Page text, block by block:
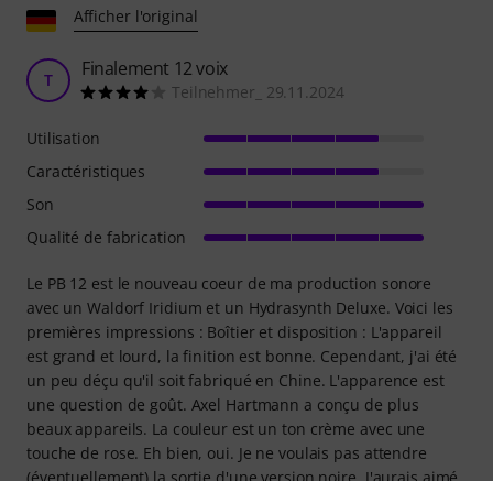
Afficher l'original
T Finalement 12 voix
Teilnehmer_ 29.11.2024
Le PB 12 est le nouveau coeur de ma production sonore
avec un Waldorf Iridium et un Hydrasynth Deluxe. Voici les
premières impressions : Boîtier et disposition : L'appareil
est grand et lourd, la finition est bonne. Cependant, j'ai été
un peu déçu qu'il soit fabriqué en Chine. L'apparence est
une question de goût. Axel Hartmann a conçu de plus
beaux appareils. La couleur est un ton crème avec une
touche de rose. Eh bien, oui. Je ne voulais pas attendre
Utilisation
Caractéristiques
Son
Qualité de fabrication